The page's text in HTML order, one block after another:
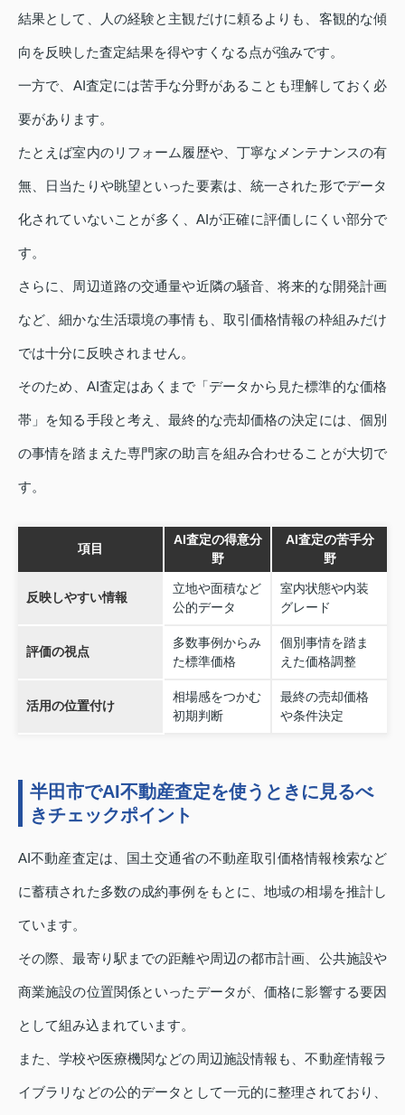
結果として、人の経験と主観だけに頼るよりも、客観的な傾
向を反映した査定結果を得やすくなる点が強みです。
一方で、AI査定には苦手な分野があることも理解しておく必
要があります。
たとえば室内のリフォーム履歴や、丁寧なメンテナンスの有
無、日当たりや眺望といった要素は、統一された形でデータ
化されていないことが多く、AIが正確に評価しにくい部分で
す。
さらに、周辺道路の交通量や近隣の騒音、将来的な開発計画
など、細かな生活環境の事情も、取引価格情報の枠組みだけ
では十分に反映されません。
そのため、AI査定はあくまで「データから見た標準的な価格
帯」を知る手段と考え、最終的な売却価格の決定には、個別
の事情を踏まえた専門家の助言を組み合わせることが大切で
す。
項目
AI査定の得意分
野
AI査定の苦手分
野
反映しやすい情報
立地や面積など
公的データ
室内状態や内装
グレード
評価の視点
多数事例からみ
た標準価格
個別事情を踏ま
えた価格調整
活用の位置付け
相場感をつかむ
初期判断
最終の売却価格
や条件決定
半田市でAI不動産査定を使うときに見るべ
きチェックポイント
AI不動産査定は、国土交通省の不動産取引価格情報検索など
に蓄積された多数の成約事例をもとに、地域の相場を推計し
ています。
その際、最寄り駅までの距離や周辺の都市計画、公共施設や
商業施設の位置関係といったデータが、価格に影響する要因
として組み込まれています。
また、学校や医療機関などの周辺施設情報も、不動産情報ラ
イブラリなどの公的データとして一元的に整理されており、